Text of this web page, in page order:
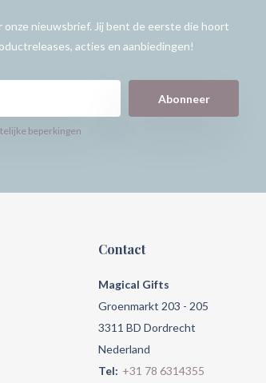
onze nieuwsbrief. Jij bent de eerste die hoort
acties en aanbiedingen!
Abonneer
beperkingen
Contact
Magical Gifts
Groenmarkt 203 - 205
3311 BD Dordrecht
Nederland
Tel: +31 78 6314355